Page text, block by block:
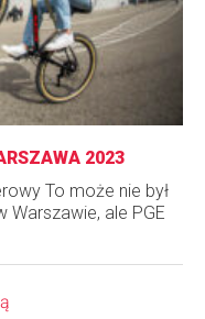
2023
To może nie był
Warszawie, ale PGE